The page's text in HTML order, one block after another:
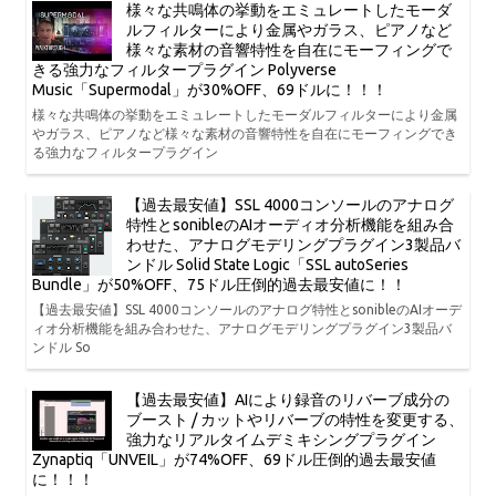
様々な共鳴体の挙動をエミュレートしたモーダ
ルフィルターにより金属やガラス、ピアノなど
様々な素材の音響特性を自在にモーフィングで
きる強力なフィルタープラグイン Polyverse
Music「Supermodal」が30%OFF、69ドルに！！！
様々な共鳴体の挙動をエミュレートしたモーダルフィルターにより金属
やガラス、ピアノなど様々な素材の音響特性を自在にモーフィングでき
る強力なフィルタープラグイン
【過去最安値】SSL 4000コンソールのアナログ
特性とsonibleのAIオーディオ分析機能を組み合
わせた、アナログモデリングプラグイン3製品バ
ンドル Solid State Logic「SSL autoSeries
Bundle」が50%OFF、75ドル圧倒的過去最安値に！！
【過去最安値】SSL 4000コンソールのアナログ特性とsonibleのAIオーデ
ィオ分析機能を組み合わせた、アナログモデリングプラグイン3製品バ
ンドル So
【過去最安値】AIにより録音のリバーブ成分の
ブースト / カットやリバーブの特性を変更する、
強力なリアルタイムデミキシングプラグイン
Zynaptiq「UNVEIL」が74%OFF、69ドル圧倒的過去最安値
に！！！